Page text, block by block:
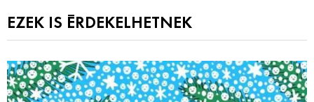
EZEK IS ÉRDEKELHETNEK